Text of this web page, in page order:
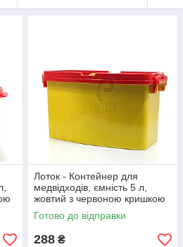
Лоток - Контейнер для
медвідходів, ємність 5 л,
жовтий з червоною кришкою
Готово до відправки
288 ₴